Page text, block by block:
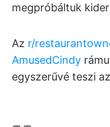
megpróbáltuk
Az r/
AmusedCindy
egyszerűvé teszi